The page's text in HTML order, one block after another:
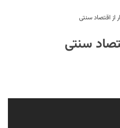
از اقتصاد سنتی
سنتی